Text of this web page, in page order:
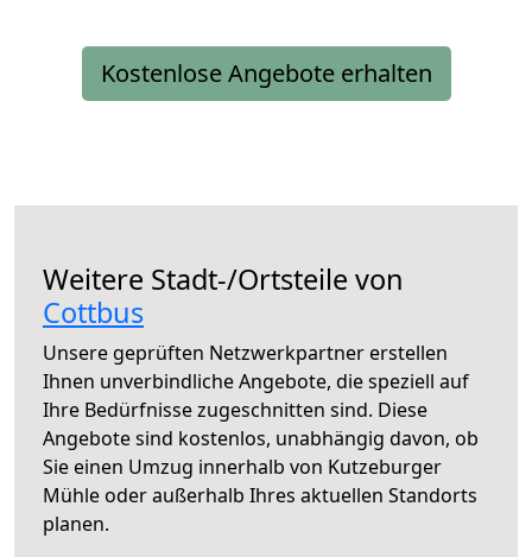
Kostenlose Angebote erhalten
Weitere Stadt-/Ortsteile von
Cottbus
Unsere geprüften Netzwerkpartner erstellen
Ihnen unverbindliche Angebote, die speziell auf
Ihre Bedürfnisse zugeschnitten sind. Diese
Angebote sind kostenlos, unabhängig davon, ob
Sie einen Umzug innerhalb von Kutzeburger
Mühle oder außerhalb Ihres aktuellen Standorts
planen.